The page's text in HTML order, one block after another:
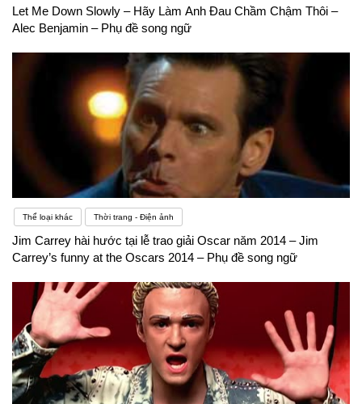
Let Me Down Slowly – Hãy Làm Anh Đau Chầm Chậm Thôi –
Alec Benjamin – Phụ đề song ngữ
Thể loại khác Thời trang - Điện ảnh
Jim Carrey hài hước tại lễ trao giải Oscar năm 2014 – Jim
Carrey’s funny at the Oscars 2014 – Phụ đề song ngữ